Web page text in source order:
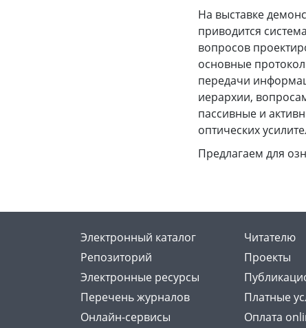
На выставке
приводится
вопросов
основные
передачи
иерархии,
пассивные и
оптических
Предлагаем для
Электронный каталог
Читателю
Репозиторий
Проекты
Электронные ресурсы
Перечень журналов
Платные
Онлайн-сервисы
Оплата